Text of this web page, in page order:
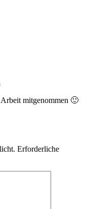
mitgenommen 🙂
Erforderliche